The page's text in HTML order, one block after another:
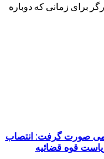
برای زمانی که دوباره
صورت گرفت: انتصاب
قوه قضائیه